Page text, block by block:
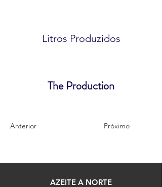
Litros Produzidos
​The Production
Anterior Próximo
AZEITE A NORTE